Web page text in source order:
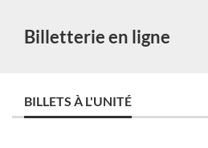
Billetterie en ligne
BILLETS À L'UNITÉ